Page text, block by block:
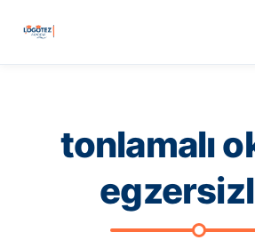
tonlamalı